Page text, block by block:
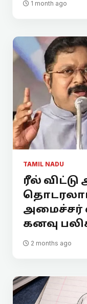
1 month ago
TAMIL NADU
ரீல்
அமைச்சர்
கனவு
2 months ago